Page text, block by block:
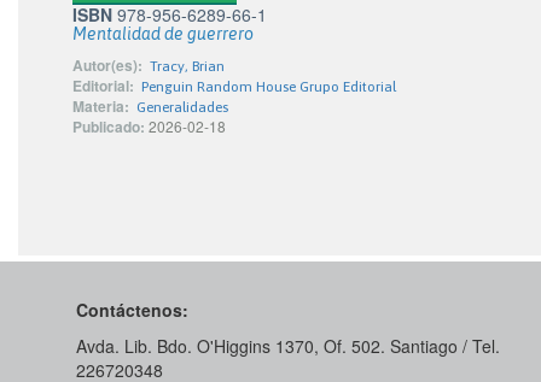
ISBN 978-956-6289-66-1
Mentalidad de guerrero
Autor(es): Tracy, Brian
Editorial: Penguin Random House Grupo Editorial
Materia: Generalidades
Publicado: 2026-02-18
Contáctenos:
Avda. Lib. Bdo. O'Higgins 1370, Of. 502. Santiago / Tel.
226720348